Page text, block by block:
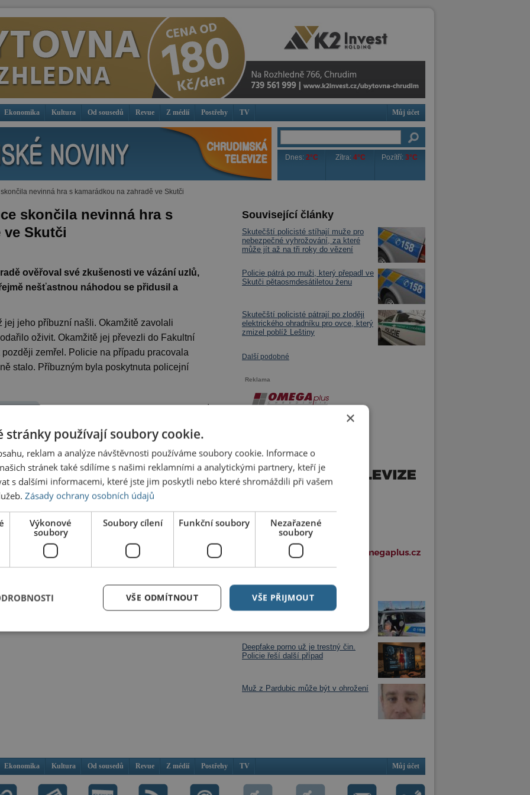
Ekonomika Kultura Od sousedů Revue Z médií Postřehy TV Můj účet
Dnes:2°C Zítra:4°C Pozítří: 3°C
nevinná hra s kamarádkou na zahradě ve Skutči
skončila nevinná hra s
ve Skutči
ověřoval své zkušenosti ve vázání uzlů,
nešťastnou náhodou se přidusil a
jeho příbuzní našli. Okamžitě zavolali
oživit. Okamžitě jej převezli do Fakultní
zemřel. Policie na případu pracovala
stalo. Příbuzným byla poskytnuta policejní
red
nebo zaregistrujte
Související články
Skutečští policisté stíhají muže pro
nebezpečné vyhrožování, za které
může jít až na tři roky do vězení
Policie pátrá po muži, který přepadl ve
Skutči pětaosmdesátiletou ženu
Skutečští policisté pátrají po zloději
elektrického ohradníku pro ovce, který
zmizel poblíž Leštiny
Další podobné
Reklama
Další články v rubrice
Po rozjezdu vlaku zjistil, že má dítě
Deepfake porno už je trestný čin.
Policie řeší další případ
Muž z Pardubic může být v ohrožení
Ekonomika Kultura Od sousedů Revue Z médií Postřehy TV Můj účet
×
stránky používají soubory cookie.
reklam a analýze návštěvnosti používáme soubory cookie. Informace o
stránek také sdílíme s našimi reklamními a analytickými partnery, kteří je
s dalšími informacemi, které jste jim poskytli nebo které shromáždili při vašem
Zásady ochrany osobních údajů
Výkonové
soubory
Soubory cílení Funkční soubory
Nezařazené
soubory
VŠE PŘIJMOUT
VŠE ODMÍTNOUT